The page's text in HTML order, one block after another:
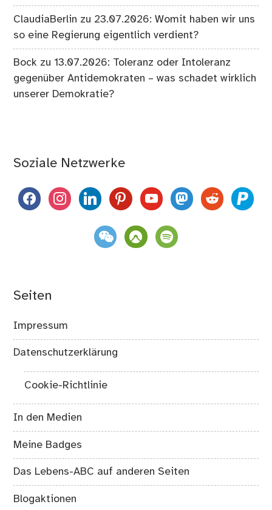
ClaudiaBerlin zu 23.07.2026: Womit haben wir uns
so eine Regierung eigentlich verdient?
Bock zu13.07.2026: Toleranz oder Intoleranz
gegenüber Antidemokraten – was schadet wirklich
unserer Demokratie?
Soziale Netzwerke
facebookinstagramlinkedinpinterestyoutubemastodon
reddit paypal
weixin komootspotify
Seiten
Impressum
Datenschutzerklärung
Cookie-Richtlinie
In den Medien
Meine Badges
Das Lebens-ABC auf anderen Seiten
Blogaktionen